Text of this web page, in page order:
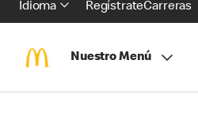
Idioma RegístrateCarreras
Nuestro Menú